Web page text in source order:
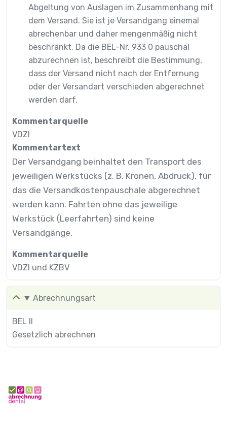
Abgeltung von Auslagen im Zusammenhang mit
dem Versand. Sie ist je Versandgang einemal
abrechenbar und daher mengenmäßig nicht
beschränkt. Da die BEL-Nr. 933 0 pauschal
abzurechnen ist, beschreibt die Bestimmung,
dass der Versand nicht nach der Entfernung
oder der Versandart verschieden abgerechnet
werden darf.
Kommentarquelle
VDZI
Kommentartext
Der Versandgang beinhaltet den Transport des
jeweiligen Werkstücks (z. B. Kronen, Abdruck), für
das die Versandkostenpauschale abgerechnet
werden kann. Fahrten ohne das jeweilige
Werkstück (Leerfahrten) sind keine
Versandgänge.
Kommentarquelle
VDZI und KZBV
Abrechnungsart
BEL II
Gesetzlich abrechnen